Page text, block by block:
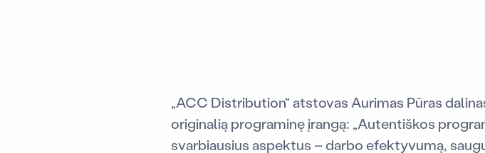
„ACC Distribution“ atstovas Aurimas Pūras
originalią programinę įrangą: „Autentiškos
svarbiausius aspektus – darbo efektyvumą,